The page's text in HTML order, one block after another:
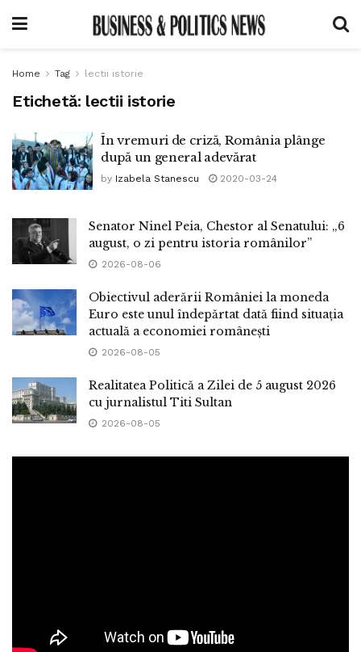
Home Tag lectii istorie
Etichetă: lectii istorie
În vremuri de criză, România plânge
după un general adevărat
by Izabela Stanescu 2020-03-24
Senator Ninel Peia, Chestor al Senatului: „6
august, o zi pentru istoria românilor”
2026-08-06
Obiectivul aderării României la moneda
Euro este unul îndepărtat dată fiind situația
actuală a economiei românești
2026-08-05
Realitatea Politică a Zilei de 5 august 2026
cu jurnalistul Titi Sultan
2026-08-05